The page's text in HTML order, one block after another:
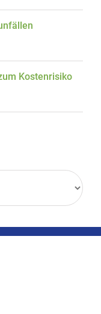
Kostenrisiko